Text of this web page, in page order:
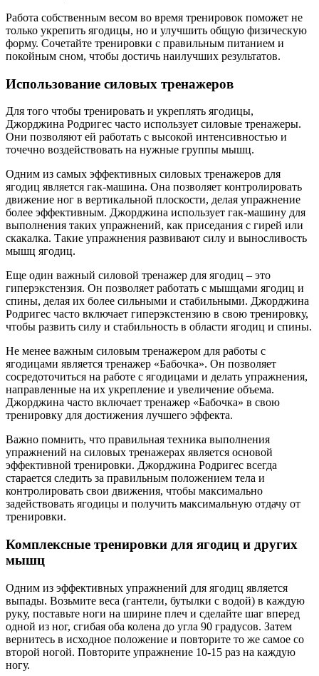
Работа собственным весом во время тренировок поможет не
только укрепить ягодицы, но и улучшить общую физическую
форму. Сочетайте тренировки с правильным питанием и
покойным сном, чтобы достичь наилучших результатов.
Использование силовых тренажеров
Для того чтобы тренировать и укреплять ягодицы,
Джорджина Родригес часто использует силовые тренажеры.
Они позволяют ей работать с высокой интенсивностью и
точечно воздействовать на нужные группы мышц.
Одним из самых эффективных силовых тренажеров для
ягодиц является гак-машинa. Она позволяет контролировать
движение ног в вертикальной плоскости, делая упражнение
более эффективным. Джорджина использует гак-машину для
выполнения таких упражнений, как приседания с гирей или
скакалка. Такие упражнения развивают силу и выносливость
мышц ягодиц.
Еще один важный силовой тренажер для ягодиц – это
гиперэкстензия. Он позволяет работать с мышцами ягодиц и
спины, делая их более сильными и стабильными. Джорджина
Родригес часто включает гиперэкстензию в свою тренировку,
чтобы развить силу и стабильность в области ягодиц и спины.
Не менее важным силовым тренажером для работы с
ягодицами является тренажер «Бабочка». Он позволяет
сосредоточиться на работе с ягодицами и делать упражнения,
направленные на их укрепление и увеличение объема.
Джорджина часто включает тренажер «Бабочка» в свою
тренировку для достижения лучшего эффекта.
Важно помнить, что правильная техника выполнения
упражнений на силовых тренажерах является основой
эффективной тренировки. Джорджина Родригес всегда
старается следить за правильным положением тела и
контролировать свои движения, чтобы максимально
задействовать ягодицы и получить максимальную отдачу от
тренировки.
Комплексные тренировки для ягодиц и других
мышц
Одним из эффективных упражнений для ягодиц является
выпады. Возьмите веса (гантели, бутылки с водой) в каждую
руку, поставьте ноги на ширине плеч и сделайте шаг вперед
одной из ног, сгибая оба колена до угла 90 градусов. Затем
вернитесь в исходное положение и повторите то же самое со
второй ногой. Повторите упражнение 10-15 раз на каждую
ногу.